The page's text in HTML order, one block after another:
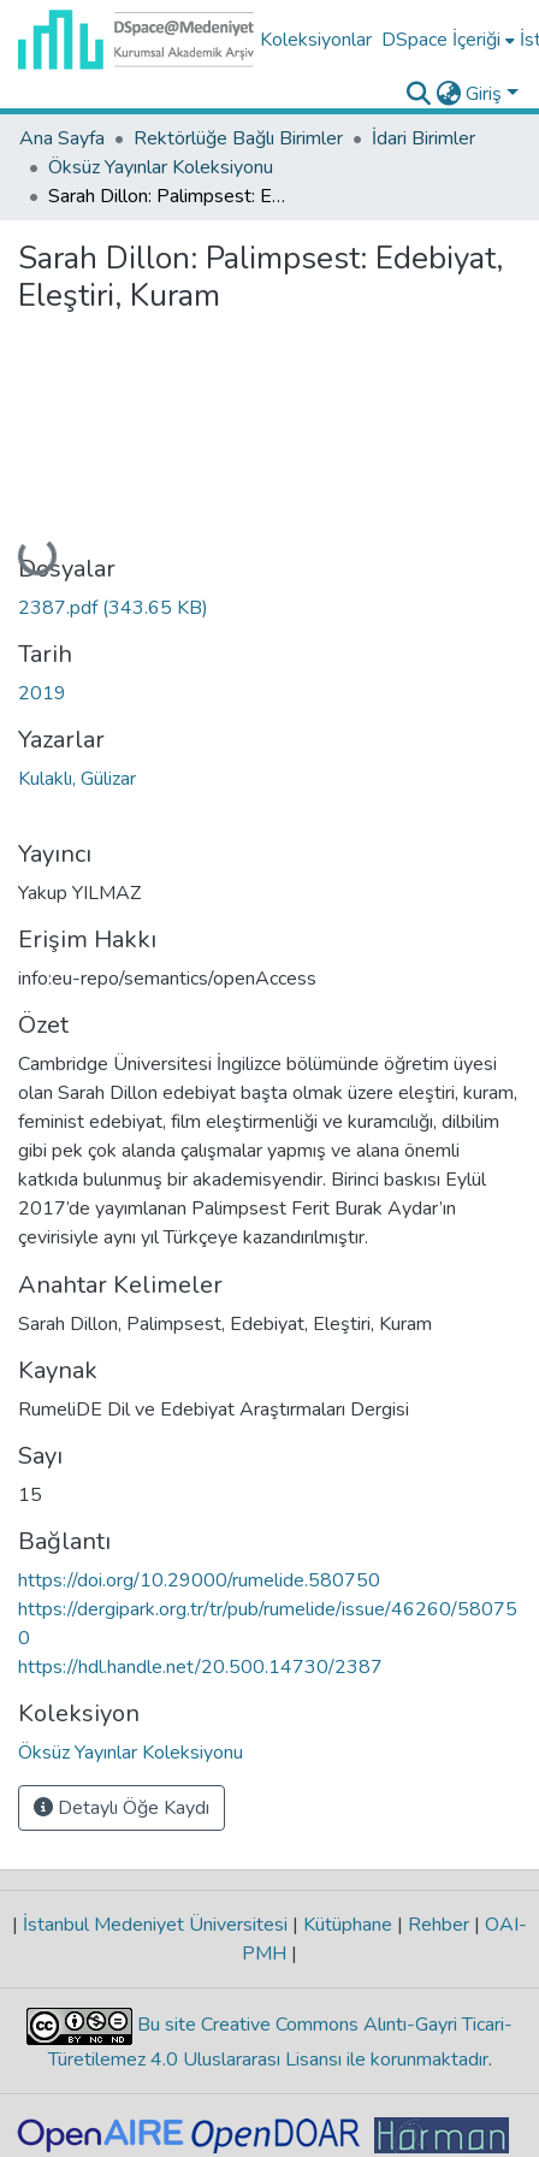
Koleksiyonlar DSpace İçeriği
Giriş
Ana Sayfa
Rektörlüğe Bağlı Birimler
İdari Birimler
Öksüz Yayınlar Koleksiyonu
Sarah Dillon: Palimpsest: Edebiyat, Eleştiri, Kuram
Sarah Dillon: Palimpsest: Edebiyat,
Eleştiri, Kuram
Yükleniyor...
Dosyalar
2387.pdf(343.65 KB)
Tarih
2019
Yazarlar
Kulaklı, Gülizar
Yayıncı
Yakup YILMAZ
Erişim Hakkı
info:eu-repo/semantics/openAccess
Özet
Cambridge Üniversitesi İngilizce bölümünde öğretim üyesi
olan Sarah Dillon edebiyat başta olmak üzere eleştiri, kuram,
feminist edebiyat, film eleştirmenliği ve kuramcılığı, dilbilim
gibi pek çok alanda çalışmalar yapmış ve alana önemli
katkıda bulunmuş bir akademisyendir. Birinci baskısı Eylül
2017’de yayımlanan Palimpsest Ferit Burak Aydar’ın
çevirisiyle aynı yıl Türkçeye kazandırılmıştır.
Anahtar Kelimeler
Sarah Dillon, Palimpsest, Edebiyat, Eleştiri, Kuram
Kaynak
RumeliDE Dil ve Edebiyat Araştırmaları Dergisi
Sayı
15
Bağlantı
https://doi.org/10.29000/rumelide.580750
https://dergipark.org.tr/tr/pub/rumelide/issue/46260/58075
0
https://hdl.handle.net/20.500.14730/2387
Koleksiyon
Öksüz Yayınlar Koleksiyonu
Detaylı Öğe Kaydı
| İstanbul Medeniyet Üniversitesi | Kütüphane | Rehber | OAI-
PMH |
Bu site Creative Commons Alıntı-Gayri Ticari-
Türetilemez 4.0 Uluslararası Lisansı ile korunmaktadır.